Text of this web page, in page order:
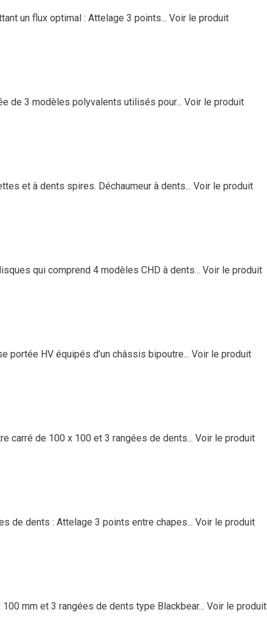
un flux optimal : Attelage 3 points... Voir le produit
de 3 modèles polyvalents utilisés pour... Voir le produit
et à dents spires. Déchaumeur à dents... Voir le produit
qui comprend 4 modèles CHD à dents... Voir le produit
portée HV équipés d’un châssis bipoutre... Voir le produit
carré de 100 x 100 et 3 rangées de dents... Voir le produit
de dents : Attelage 3 points entre chapes... Voir le produit
mm et 3 rangées de dents type Blackbear... Voir le produit